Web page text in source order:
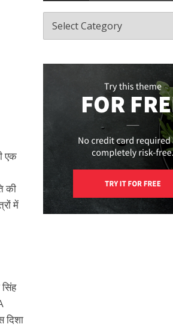
एक
की
में
दिशा